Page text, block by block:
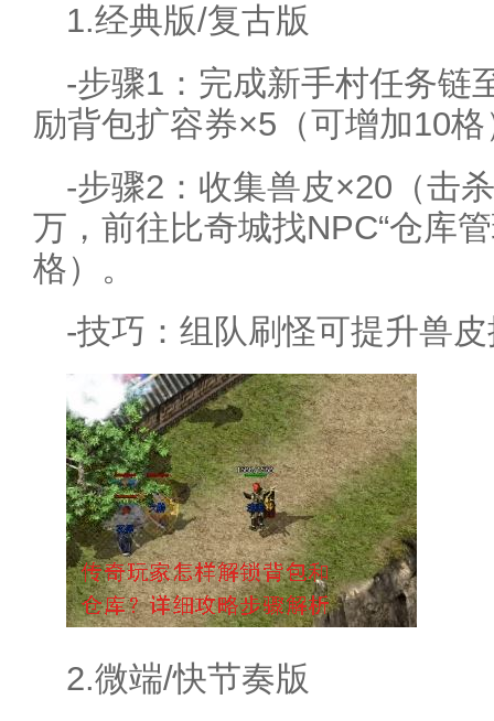
1.经典版/复古版
-步骤1：完成新手村任务链
励背包扩容券×5（可增加10格
-步骤2：收集兽皮×20（击
万，前往比奇城找NPC“仓库
格）。
-技巧：组队刷怪可提升兽
2.微端/快节奏版